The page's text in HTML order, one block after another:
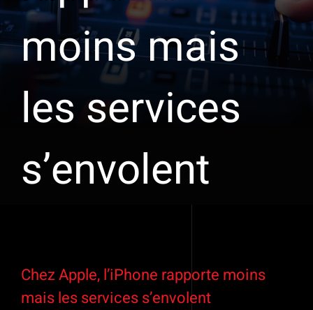
moins mais
les services
s’envolent
l'image
agrandie
Chez Apple, l’iPhone rapporte moins
mais les services s’envolent